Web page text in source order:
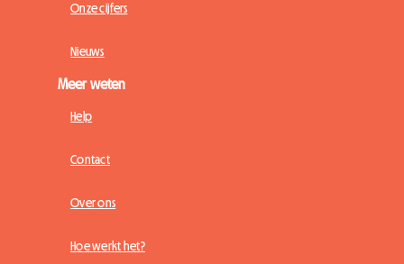
Onze cijfers
Nieuws
Meer weten
Help
Contact
Over ons
Hoe werkt het?